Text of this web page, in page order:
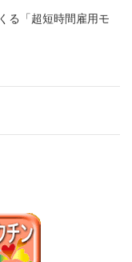
る「超短時間雇用モ